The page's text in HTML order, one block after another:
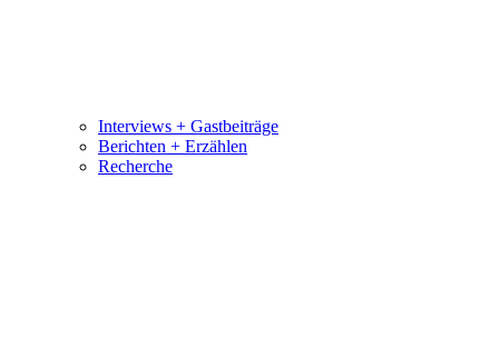
Interviews + Gastbeiträge
Berichten + Erzählen
Recherche